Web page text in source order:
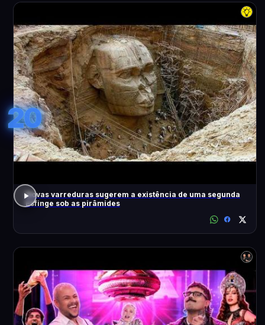
20
Novas varreduras sugerem a existência de uma segunda
Esfinge sob as pirâmides